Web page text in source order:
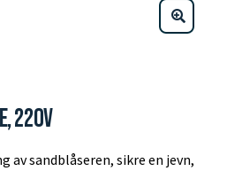
220V
av sandblåseren, sikre en jevn,